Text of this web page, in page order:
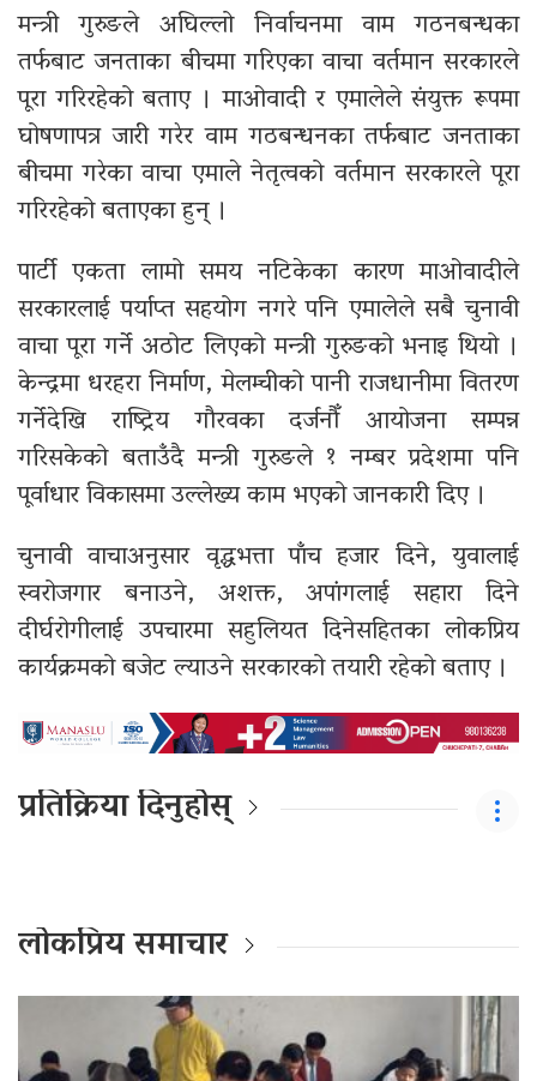
मन्त्री गुरुङले अघिल्लो निर्वाचनमा वाम गठनबन्धका
तर्फबाट जनताका बीचमा गरिएका वाचा वर्तमान सरकारले
पूरा गरिरहेको बताए । माओवादी र एमालेले संयुक्त रूपमा
घोषणापत्र जारी गरेर वाम गठबन्धनका तर्फबाट जनताका
बीचमा गरेका वाचा एमाले नेतृत्वको वर्तमान सरकारले पूरा
गरिरहेको बताएका हुन् ।
पार्टी एकता लामो समय नटिकेका कारण माओवादीले
सरकारलाई पर्याप्त सहयोग नगरे पनि एमालेले सबै चुनावी
वाचा पूरा गर्ने अठोट लिएको मन्त्री गुरुङको भनाइ थियो ।
केन्द्रमा धरहरा निर्माण, मेलम्चीको पानी राजधानीमा वितरण
गर्नेदेखि राष्ट्रिय गौरवका दर्जनौँ आयोजना सम्पन्न
गरिसकेको बताउँदै मन्त्री गुरुङले १ नम्बर प्रदेशमा पनि
पूर्वाधार विकासमा उल्लेख्य काम भएको जानकारी दिए ।
चुनावी वाचाअनुसार वृद्धभत्ता पाँच हजार दिने, युवालाई
स्वरोजगार बनाउने, अशक्त, अपांगलाई सहारा दिने
दीर्घरोगीलाई उपचारमा सहुलियत दिनेसहितका लोकप्रिय
कार्यक्रमको बजेट ल्याउने सरकारको तयारी रहेको बताए ।
प्रतिक्रिया दिनुहोस्
लोकप्रिय समाचार